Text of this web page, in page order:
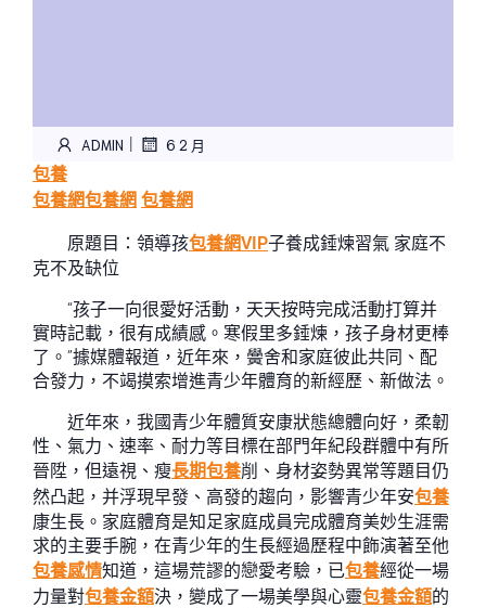
ADMIN | 6 2 月
包養
包養網包養網 包養網
原題目：領導孩包養網VIP子養成錘煉習氣 家庭不
克不及缺位
“孩子一向很愛好活動，天天按時完成活動打算并
實時記載，很有成績感。寒假里多錘煉，孩子身材更棒
了。”據媒體報道，近年來，黌舍和家庭彼此共同、配
合發力，不竭摸索增進青少年體育的新經歷、新做法。
近年來，我國青少年體質安康狀態總體向好，柔韌
性、氣力、速率、耐力等目標在部門年紀段群體中有所
晉陞，但遠視、瘦長期包養削、身材姿勢異常等題目仍
然凸起，并浮現早發、高發的趨向，影響青少年安包養
康生長。家庭體育是知足家庭成員完成體育美妙生涯需
求的主要手腕，在青少年的生長經過歷程中飾演著至他
包養感情知道，這場荒謬的戀愛考驗，已包養經從一場
力量對包養金額決，變成了一場美學與心靈包養金額的